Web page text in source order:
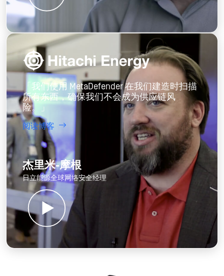
「我们使用 MetaDefender 在我们建造时扫描
所有东西，确保我们不会成为供应链风
险。」
阅读博客
杰里米-摩根
日立能源全球网络安全经理